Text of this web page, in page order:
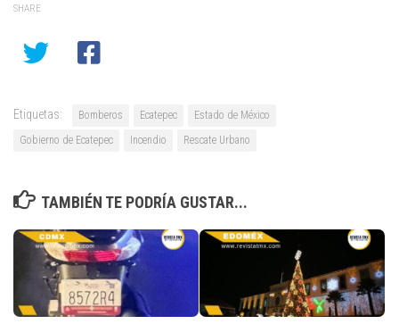
SHARE
Etiquetas: Bomberos Ecatepec
Estado de México
Gobierno de Ecatepec
Incendio Rescate Urbano
TAMBIÉN TE PODRÍA GUSTAR...